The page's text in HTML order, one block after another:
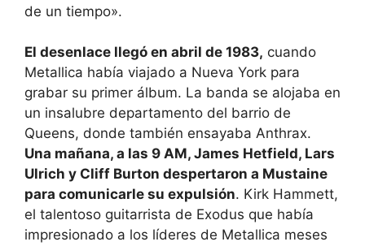
de un tiempo».
El desenlace llegó en abril de 1983, cuando
Metallica había viajado a Nueva York para
grabar su primer álbum. La banda se alojaba en
un insalubre departamento del barrio de
Queens, donde también ensayaba Anthrax.
Una mañana, a las 9 AM, James Hetfield, Lars
Ulrich y Cliff Burton despertaron a Mustaine
para comunicarle su expulsión. Kirk Hammett,
el talentoso guitarrista de Exodus que había
impresionado a los líderes de Metallica meses